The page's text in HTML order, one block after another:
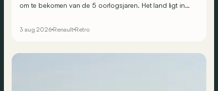
om te bekomen van de 5 oorlogsjaren. Het land ligt in
Renault-stand, waar men de toekomst bezingt.
3 aug 2026 Renault Retro